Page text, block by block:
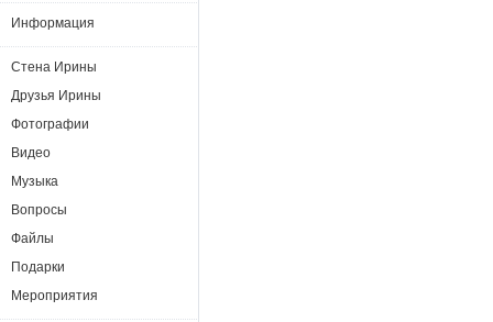
Информация
Стена Ирины
Друзья Ирины
Фотографии
Видео
Музыка
Вопросы
Файлы
Подарки
Мероприятия